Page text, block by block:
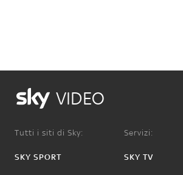
VIDEO
Tutti i siti di Sky:
SKY SPORT
Servizi:
SKY TV